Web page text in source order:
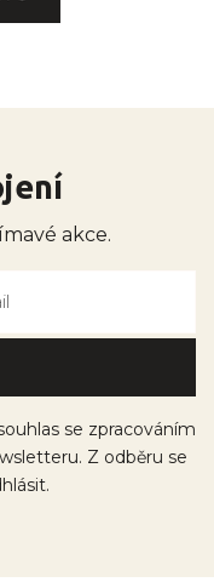
akce.
se zpracováním
Z odběru se